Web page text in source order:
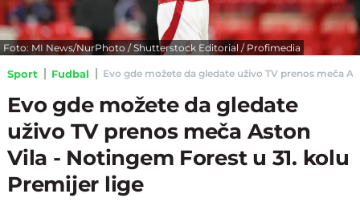
Foto: MI News/NurPhoto / Shutterstock Editorial / Profimedia
Sport Fudbal Evo gde možete da gledate uživo TV prenos meča
Evo gde možete da gledate
uživo TV prenos meča Aston
Vila - Notingem Forest u 31. kolu
Premijer lige